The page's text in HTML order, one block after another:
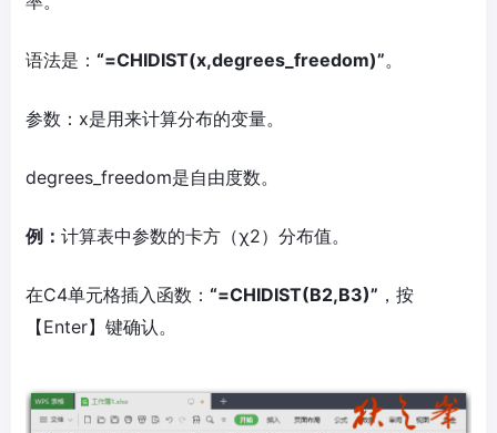
语法是： “=CHIDIST(x,degrees_freedom)”。
参数：x是用来计算分布的变量。
degrees_freedom是自由度数。
例： 计算表中参数的卡方（χ2）分布值。
在C4单元格插入函数： “=CHIDIST(B2,B3)” ，按
【Enter】键确认。